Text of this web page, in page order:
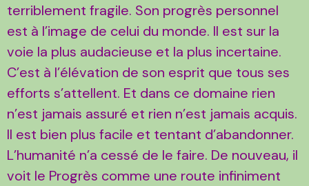
terriblement fragile. Son progrès personnel
est à l’image de celui du monde. Il est sur la
voie la plus audacieuse et la plus incertaine.
C’est à l’élévation de son esprit que tous ses
efforts s’attellent. Et dans ce domaine rien
n’est jamais assuré et rien n’est jamais acquis.
Il est bien plus facile et tentant d’abandonner.
L’humanité n’a cessé de le faire. De nouveau, il
voit le Progrès comme une route infiniment